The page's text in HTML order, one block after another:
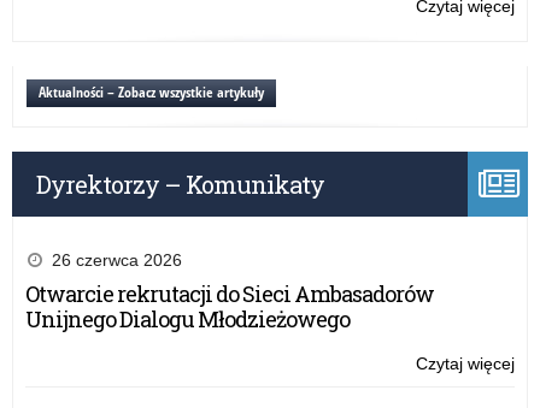
Czytaj więcej
Aktualności – Zobacz wszystkie artykuły
Dyrektorzy – Komunikaty
26 czerwca 2026
Otwarcie rekrutacji do Sieci Ambasadorów
Unijnego Dialogu Młodzieżowego
Czytaj więcej